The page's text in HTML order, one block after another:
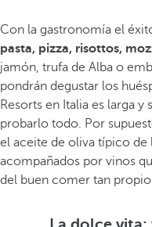
Con la gastronomía el
pasta, pizza, risottos,
jamón, trufa de Alba o
pondrán degustar los
Resorts en Italia es larga
probarlo todo. Por
el aceite de oliva típico de
acompañados por vinos
del buen comer tan propio